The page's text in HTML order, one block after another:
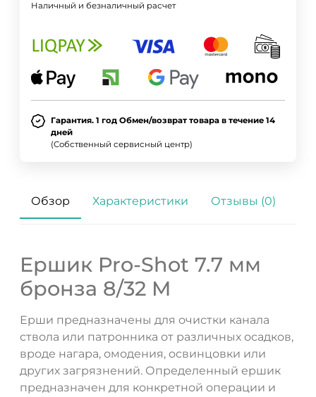
Наличный и безналичный расчет
Гарантия. 1 год Обмен/возврат товара в течение 14
дней
(Собственный сервисный центр)
Обзор Характеристики Отзывы (0)
Ершик Pro-Shot 7.7 мм
бронза 8/32 M
Ерши предназначены для очистки канала
ствола или патронника от различных осадков,
вроде нагара, омодения, освинцовки или
других загрязнений. Определенный ершик
предназначен для конкретной операции и
ДА НЕТ